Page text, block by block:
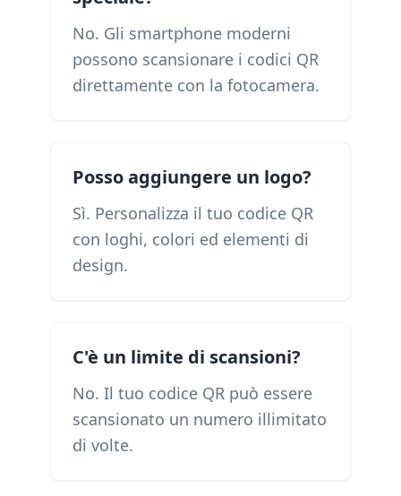
No. Gli smartphone moderni
possono scansionare i codici QR
direttamente con la fotocamera.
Posso aggiungere un logo?
Sì. Personalizza il tuo codice QR
con loghi, colori ed elementi di
design.
C'è un limite di scansioni?
No. Il tuo codice QR può essere
scansionato un numero illimitato
di volte.